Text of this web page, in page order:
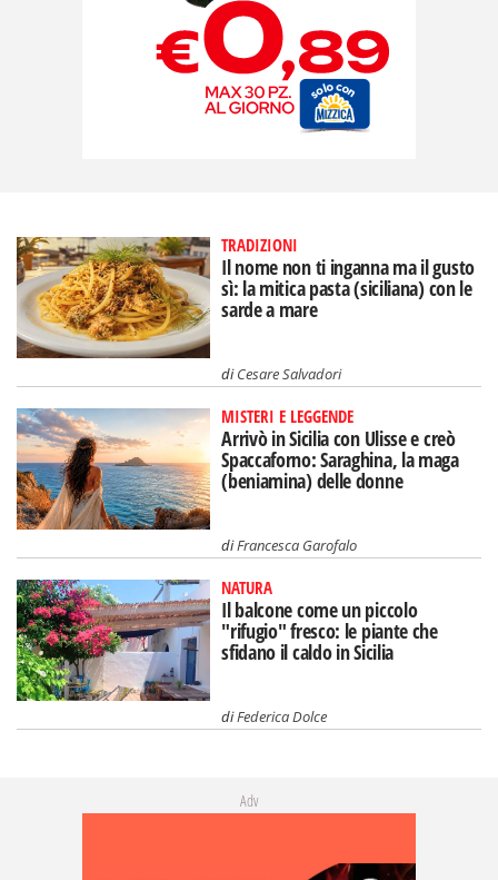
TRADIZIONI
Il nome non ti inganna ma il gusto
sì: la mitica pasta (siciliana) con le
sarde a mare
diCesare Salvadori
MISTERI E LEGGENDE
Arrivò in Sicilia con Ulisse e creò
Spaccaforno: Saraghina, la maga
(beniamina) delle donne
diFrancesca Garofalo
NATURA
Il balcone come un piccolo
"rifugio" fresco: le piante che
sfidano il caldo in Sicilia
diFederica Dolce
Adv